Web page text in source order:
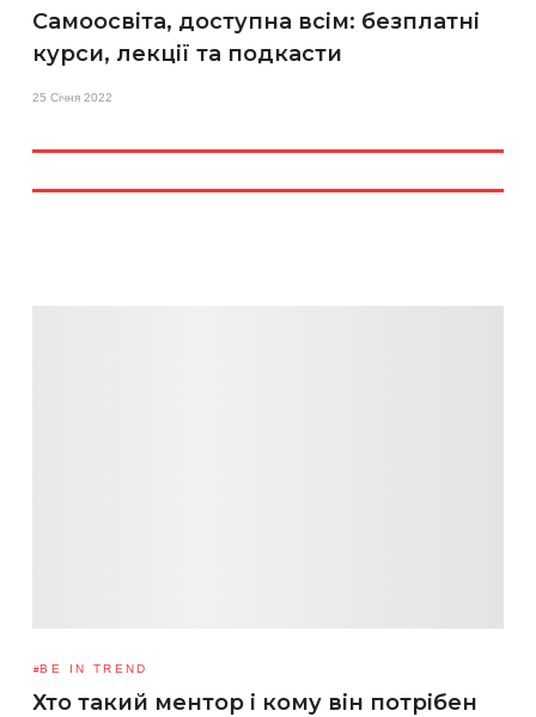
Самоосвіта, доступна всім: безплатні
курси, лекції та подкасти
25 Січня 2022
BE IN TREND
Хто такий ментор і кому він потрібен